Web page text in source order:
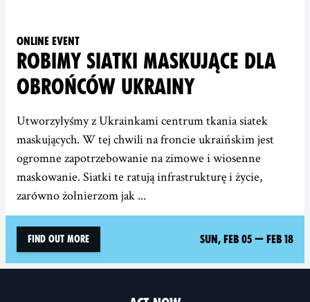
Online event
ROBIMY SIATKI MASKUJĄCE DLA
OBROŃCÓW UKRAINY
Utworzyłyśmy z Ukrainkami centrum tkania siatek
maskujących. W tej chwili na froncie ukraińskim jest
ogromne zapotrzebowanie na zimowe i wiosenne
maskowanie. Siatki te ratują infrastrukturę i życie,
zarówno żołnierzom jak ...
Find out more Sun, Feb 05 — Feb 18